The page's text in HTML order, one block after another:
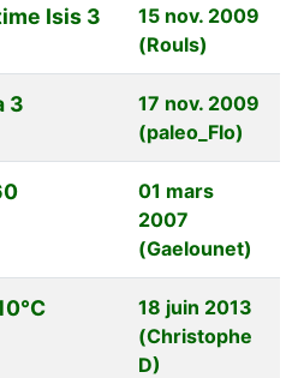
Isis 3
15 nov. 2009
(Rouls)
3
17 nov. 2009
(paleo_Flo)
01 mars
2007
(Gaelounet)
18 juin 2013
(Christophe
D)